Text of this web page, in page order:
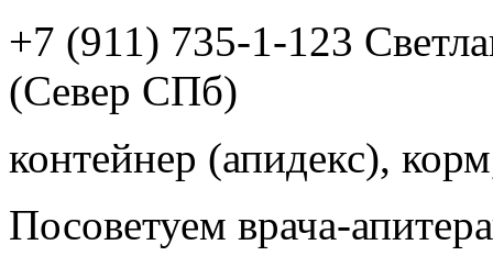
+7 (911) 735-1-123
(Север СПб)
контейнер (апидекс),
Посоветуем врача-